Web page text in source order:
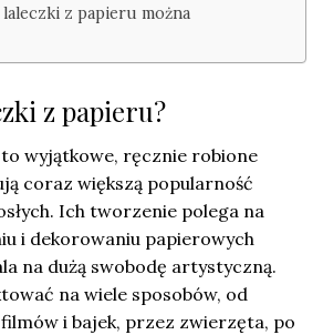
laleczki z papieru można
z papieru?
wyjątkowe, ręcznie robione
coraz większą popularność
Ich tworzenie polega na
i dekorowaniu papierowych
na dużą swobodę artystyczną.
na wiele sposobów, od
i bajek, przez zwierzęta, po